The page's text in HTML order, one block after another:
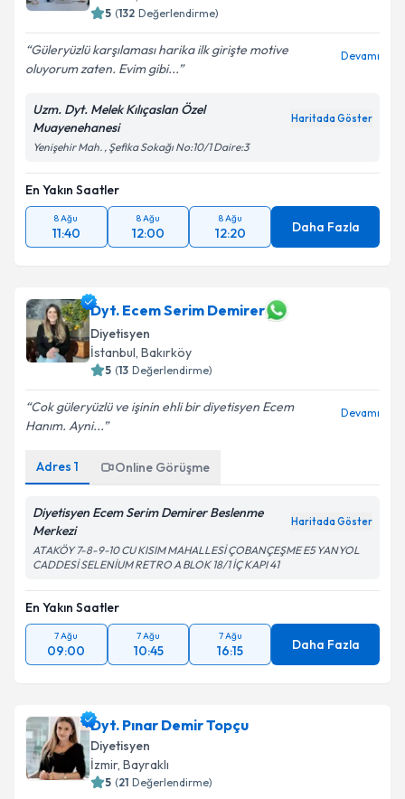
5 (132 Değerlendirme)
Güleryüzlü karşılaması harika ilk girişte motive
oluyorum zaten. Evim gibi...
Devamı
Uzm. Dyt. Melek Kılıçaslan Özel
Muayenehanesi
Haritada Göster
Yenişehir Mah. , Şefika Sokağı No:10/1 Daire:3
En Yakın Saatler
8 Ağu
11:40
8 Ağu
12:00
8 Ağu
12:20 Daha Fazla
Dyt. Ecem Serim Demirer
Diyetisyen
İstanbul, Bakırköy
5 (13 Değerlendirme)
Cok güleryüzlü ve işinin ehli bir diyetisyen Ecem
Hanım. Ayni...
Devamı
Adres 1 Online Görüşme
Diyetisyen Ecem Serim Demirer Beslenme
Merkezi
Haritada Göster
ATAKÖY 7-8-9-10 CU KISIM MAHALLESİ ÇOBANÇEŞME E5 YANYOL
CADDESİ SELENİUM RETRO A BLOK 18/1 İÇ KAPI 41
En Yakın Saatler
7 Ağu
09:00
7 Ağu
10:45
7 Ağu
16:15 Daha Fazla
Dyt. Pınar Demir Topçu
Diyetisyen
İzmir, Bayraklı
5 (21 Değerlendirme)